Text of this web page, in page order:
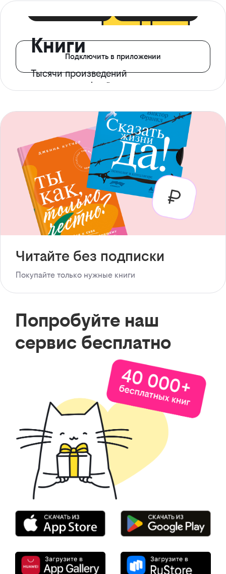
Книги
Тысячи произведений
с доступом офлайн
Подключить в приложении
Читайте без подписки
Покупайте только нужные книги
Попробуйте наш
сервис бесплатно